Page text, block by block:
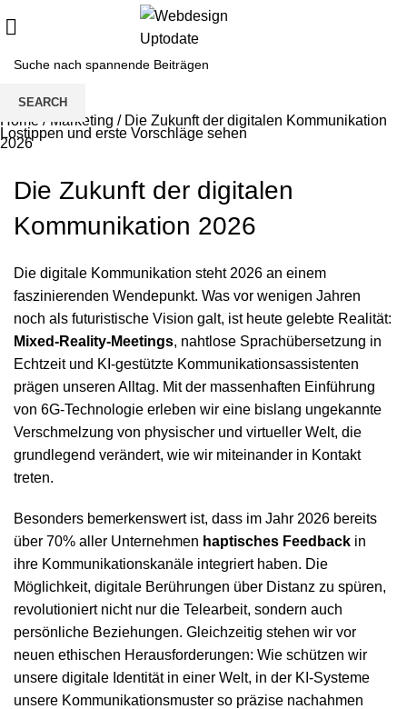
Home / Marketing / Die Zukunft der digitalen Kommunikation
2026
Die Zukunft der digitalen
Kommunikation 2026
Die digitale Kommunikation steht 2026 an einem
faszinierenden Wendepunkt. Was vor wenigen Jahren
noch als futuristische Vision galt, ist heute gelebte Realität:
Mixed-Reality-Meetings, nahtlose Sprachübersetzung in
Echtzeit und KI-gestützte Kommunikationsassistenten
prägen unseren Alltag. Mit der massenhaften Einführung
von 6G-Technologie erleben wir eine bislang ungekannte
Verschmelzung von physischer und virtueller Welt, die
grundlegend verändert, wie wir miteinander in Kontakt
treten.
Besonders bemerkenswert ist, dass im Jahr 2026 bereits
über 70% aller Unternehmen haptisches Feedback in
ihre Kommunikationskanäle integriert haben. Die
Möglichkeit, digitale Berührungen über Distanz zu spüren,
revolutioniert nicht nur die Telearbeit, sondern auch
persönliche Beziehungen. Gleichzeitig stehen wir vor
neuen ethischen Herausforderungen: Wie schützen wir
unsere digitale Identität in einer Welt, in der KI-Systeme
unsere Kommunikationsmuster so präzise nachahmen
SEARCH
Lostippen und erste Vorschläge sehen